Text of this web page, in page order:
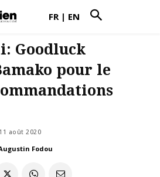
FR | EN
Goodluck
pour le
11 août 2020
Fodou